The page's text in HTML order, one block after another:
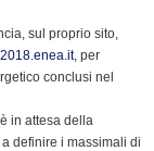
sul proprio sito,
, per
conclusi nel
in attesa della
definire i massimali di